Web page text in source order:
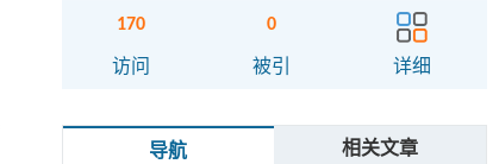
170
访问
0
被引 详细
导航 相关文章